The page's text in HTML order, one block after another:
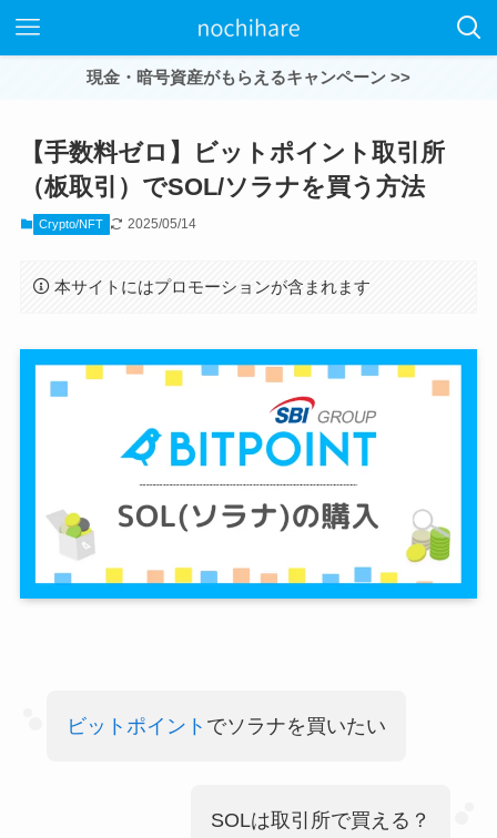
現金・暗号資産がもらえるキャンペーン >>
【手数料ゼロ】ビットポイント取引所
（板取引）でSOL/ソラナを買う方法
Crypto/NFT 2025/05/14
本サイトにはプロモーションが含まれます
ビットポイント でソラナを買いたい
SOLは取引所で買える？